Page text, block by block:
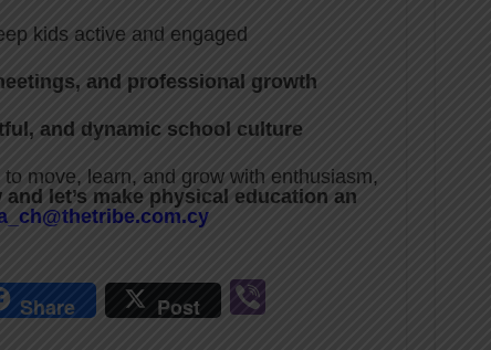
kids active and engaged
and professional growth
and dynamic school culture
move, learn, and grow with enthusiasm,
let’s make physical education an
Share Post